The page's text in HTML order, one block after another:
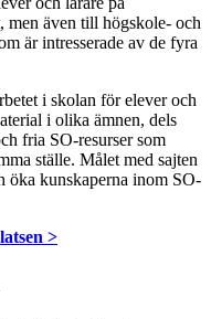
men även till högskole- och
är intresserade av de fyra
i skolan för elever och
i olika ämnen, dels
fria SO-resurser som
ställe. Målet med sajten
öka kunskaperna inom SO-
>